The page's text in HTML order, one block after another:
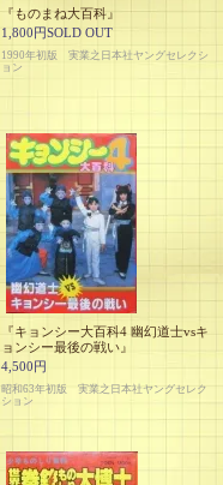
『ものまね大百科』
1,800円SOLD OUT
1990年初版 実業之日本社ヤングセレクシ
ョン
『キョンシー大百科4 幽幻道士vsキ
ョンシー最後の戦い』
4,500円
昭和63年初版 実業之日本社ヤングセレク
ション